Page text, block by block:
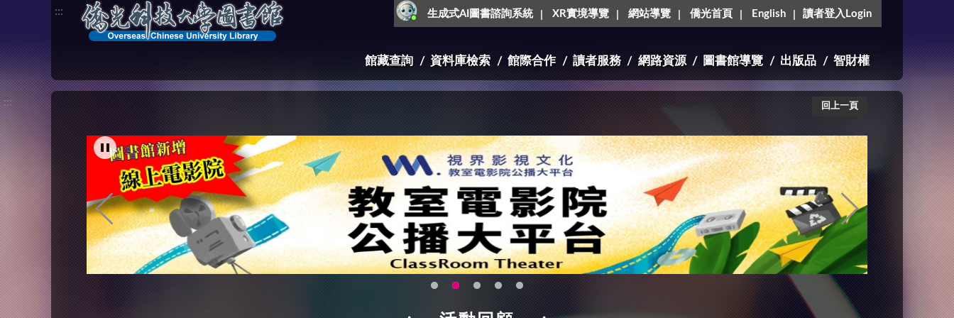
::: 生成式AI圖書諮詢系統 XR實境導覽 網站導覽 僑光首頁 English 讀者登入Login
館藏查詢 資料庫檢索 館際合作 讀者服務 網路資源 圖書館導覽 出版品 智財權
::: 回上一頁